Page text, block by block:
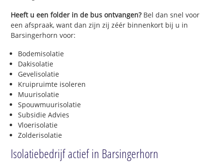
Heeft u een folder in de bus ontvangen?Bel dan snel voor
een afspraak, want dan zijn zij zéér binnenkort bij u in
Barsingerhorn voor:
Bodemisolatie
Dakisolatie
Gevelisolatie
Kruipruimte isoleren
Muurisolatie
Spouwmuurisolatie
Subsidie Advies
Vloerisolatie
Zolderisolatie
Isolatiebedrijf actief in Barsingerhorn